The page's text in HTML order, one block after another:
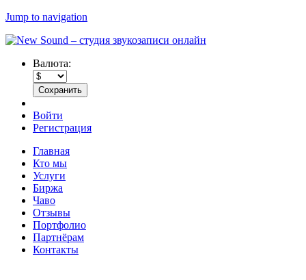
Jump to navigation
Валюта:
Войти
Регистрация
Главная
Кто мы
Услуги
Биржа
Чаво
Отзывы
Портфолио
Партнёрам
Контакты